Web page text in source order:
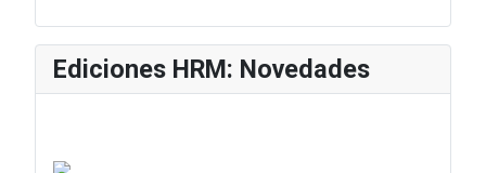
Ediciones HRM: Novedades